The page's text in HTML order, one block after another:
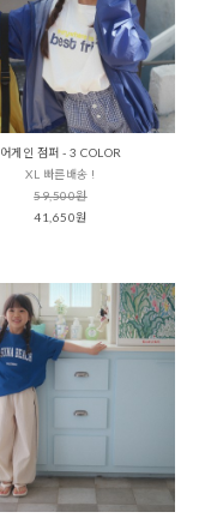
어게인 점퍼 - 3 COLOR
XL 빠른배송 !
59,500원
41,650원